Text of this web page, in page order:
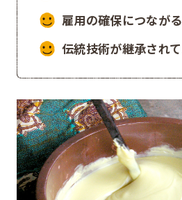
雇用の確保につながる
伝統技術が継承され